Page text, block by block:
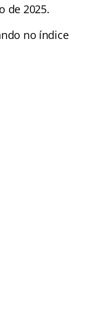
de 2025.
no índice